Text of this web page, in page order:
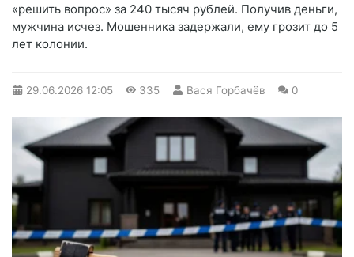
«решить вопрос» за 240 тысяч рублей. Получив деньги,
мужчина исчез. Мошенника задержали, ему грозит до 5
лет колонии.
29.06.2026 12:05 335 Вася Горбачёв 0